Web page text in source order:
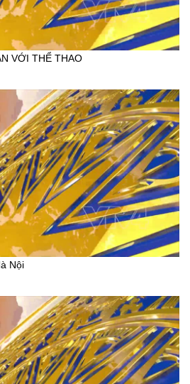
VỚI THỂ THAO
Nội